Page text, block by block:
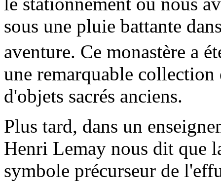
sous une pluie battante
aventure. Ce monastère a
une remarquable
d'objets sacrés anciens.
Plus tard, dans un
Henri Lemay nous dit que
symbole précurseur de